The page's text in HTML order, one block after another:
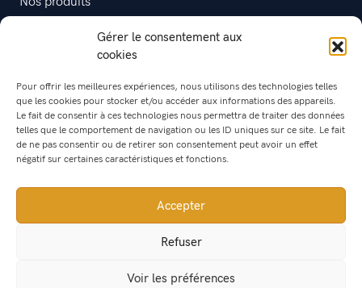
Gérer le consentement aux
cookies
Pour offrir les meilleures expériences, nous utilisons des technologies telles
que les cookies pour stocker et/ou accéder aux informations des appareils.
Le fait de consentir à ces technologies nous permettra de traiter des données
telles que le comportement de navigation ou les ID uniques sur ce site. Le fait
de ne pas consentir ou de retirer son consentement peut avoir un effet
négatif sur certaines caractéristiques et fonctions.
Accepter
Refuser
Voir les préférences
Être hôtesse
Être ambassadrice
L'Atelier-maison
Politique de cookies (UE)